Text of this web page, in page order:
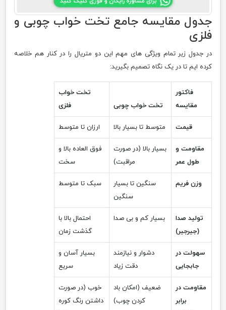
جدول مقایسه جامع تخت خواب چوبی و
فلزی
در جدول زیر تمام ویژگی های مهم این دو متریال را در کنار هم خلاصه
کرده ایم تا در یک نگاه تصمیم بگیرید:
فاکتور
مقایسه
تخت خواب چوبی
تخت خواب
فلزی
قیمت متوسط تا بسیار بالا ارزان تا متوسط
مقاومت و
طول عمر
بسیار بالا (در صورت
مراقبت)
فوق العاده بالا و
سخت
وزن فریم
سنگین تا بسیار
سنگین
سبک تا متوسط
تولید صدا
(جیرجیر)
بسیار کم و بی صدا
احتمال بالا با
گذشت زمان
سهولت در
جابجایی
دشوار و نیازمند
دقت زیاد
بسیار آسان و
سریع
مقاومت در
برابر
ضعیف (امکان باد
کردن چوب)
خوب (در صورت
داشتن رنگ کوره